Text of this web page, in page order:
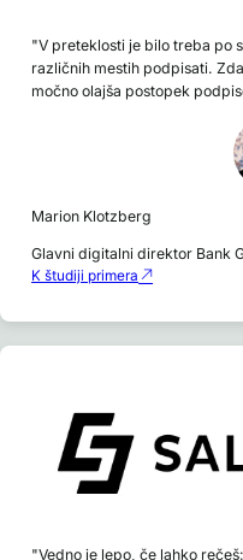
"V preteklosti je bilo treba po
različnih mestih podpisati.
močno olajša postopek
Marion Klotzberg
Glavni digitalni direktor Bank
K študiji primera
"Vedno je lepo, če lahko